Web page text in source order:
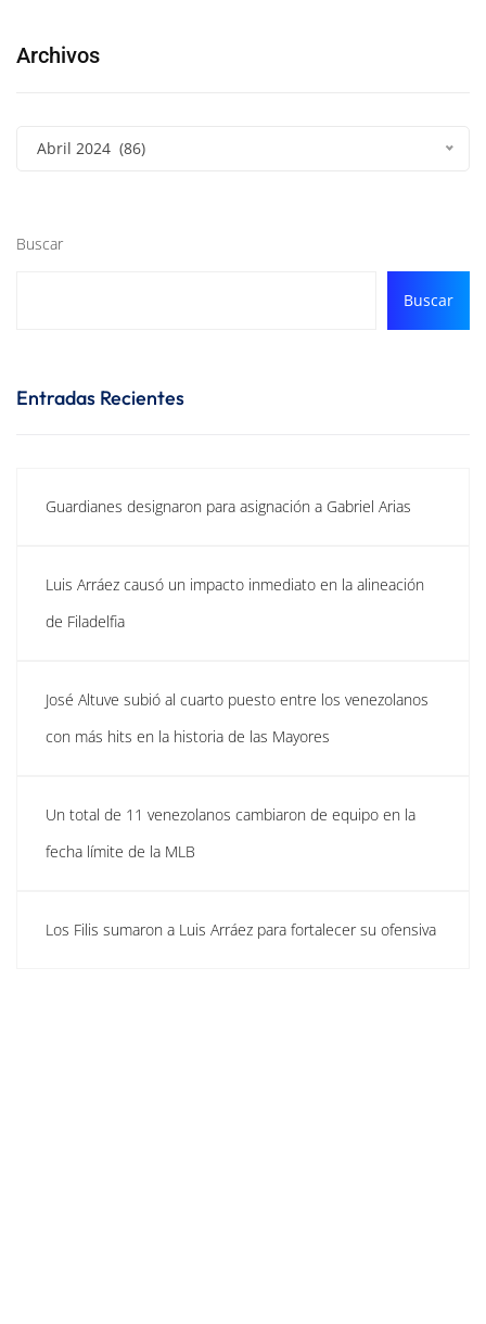
Archivos
Abril 2024 (86)
Buscar
Buscar
Entradas Recientes
Guardianes designaron para asignación a Gabriel Arias
Luis Arráez causó un impacto inmediato en la alineación
de Filadelfia
José Altuve subió al cuarto puesto entre los venezolanos
con más hits en la historia de las Mayores
Un total de 11 venezolanos cambiaron de equipo en la
fecha límite de la MLB
Los Filis sumaron a Luis Arráez para fortalecer su ofensiva